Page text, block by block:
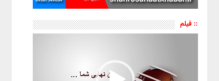
:: فیلم
نمایشگر